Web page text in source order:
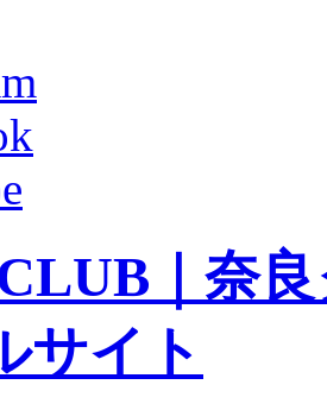
ニティ
チーム
チームスタッフ
クール
チーム「volundeer」
ード
マナー